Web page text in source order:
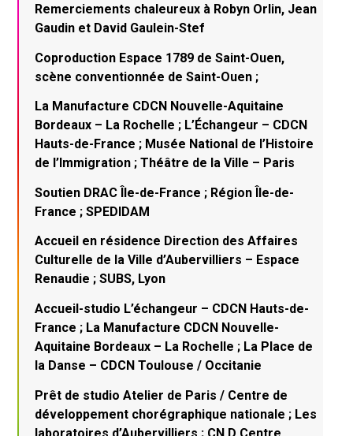
Remerciements chaleureux à Robyn Orlin, Jean
Gaudin et David Gaulein-Stef
Coproduction Espace 1789 de Saint-Ouen,
scène conventionnée de Saint-Ouen ;
La Manufacture CDCN Nouvelle-Aquitaine
Bordeaux – La Rochelle ; L’Échangeur – CDCN
Hauts-de-France ; Musée National de l’Histoire
de l’Immigration ; Théâtre de la Ville – Paris
Soutien DRAC Île-de-France ; Région Île-de-
France ; SPEDIDAM
Accueil en résidence Direction des Affaires
Culturelle de la Ville d’Aubervilliers – Espace
Renaudie ; SUBS, Lyon
Accueil-studio L’échangeur – CDCN Hauts-de-
France ; La Manufacture CDCN Nouvelle-
Aquitaine Bordeaux – La Rochelle ; La Place de
la Danse – CDCN Toulouse / Occitanie
Prêt de studio Atelier de Paris / Centre de
développement chorégraphique nationale ; Les
laboratoires d’Aubervilliers ; CN D Centre